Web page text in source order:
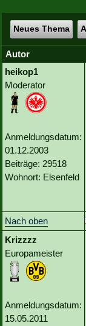
Neues Thema
Autor
heikop1
Moderator
Anmeldungsdatum:
01.12.2003
Beiträge: 29518
Wohnort: Elsenfeld
Nach oben
Krizzzz
Europameister
Anmeldungsdatum:
15.05.2011